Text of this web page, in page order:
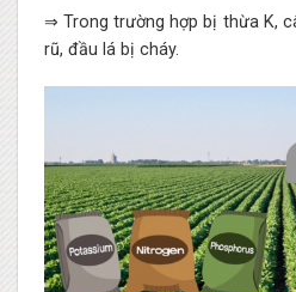
⇒ Trong trường hợp bị thừa K,
rũ, đầu lá bị cháy.